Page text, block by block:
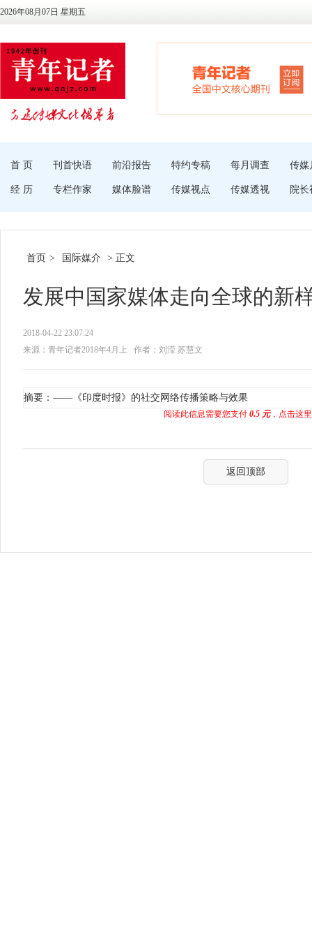
2026年08月07日 星期五
首 页 刊首快语 前沿报告 特约专稿 每月调查 传媒
经 历 专栏作家 媒体脸谱 传媒视点 传媒透视 院长
首页 > 国际媒介 > 正文
发展中国家媒体走向全球的新
2018-04-22 23:07:24
来源：青年记者2018年4月上
作者：刘滢 苏慧文
摘要：——《印度时报》的社交网络传播策略与效果
阅读此信息需要您支付 0.5 元，点击这
返回顶部